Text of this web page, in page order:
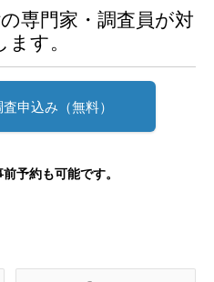
専門家・調査員が対
ます。
申込み（無料）
予約も可能です。